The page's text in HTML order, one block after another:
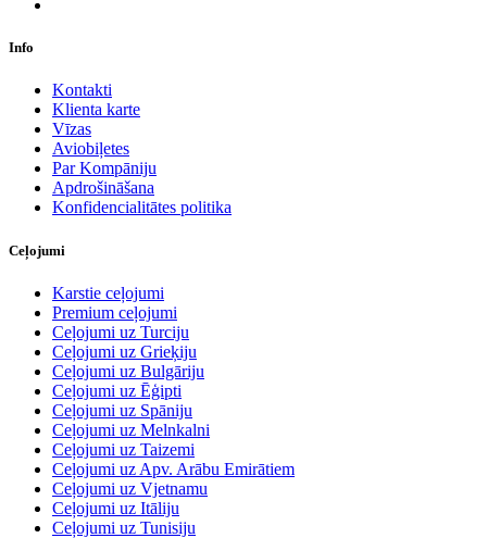
Info
Kontakti
Klienta karte
Vīzas
Aviobiļetes
Par Kompāniju
Apdrošināšana
Konfidencialitātes politika
Ceļojumi
Karstie ceļojumi
Premium ceļojumi
Ceļojumi uz Turciju
Ceļojumi uz Grieķiju
Ceļojumi uz Bulgāriju
Ceļojumi uz Ēģipti
Ceļojumi uz Spāniju
Ceļojumi uz Melnkalni
Ceļojumi uz Taizemi
Ceļojumi uz Apv. Arābu Emirātiem
Ceļojumi uz Vjetnamu
Ceļojumi uz Itāliju
Ceļojumi uz Tunisiju